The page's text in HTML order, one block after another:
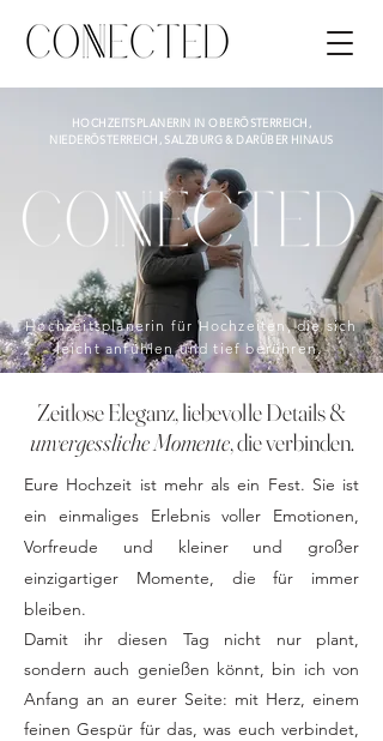
HOCHZEITSPLANERIN IN OBERÖSTERREICH,
NIEDERÖSTERREICH, SALZBURG & DARÜBER HINAUS
Hochzeitsplanerin für Hochzeiten, die sich
leicht anfühlen und tief berühren.
Zeitlose Eleganz, liebevolle Details &
unvergessliche Momente, die verbinden.
Eure Hochzeit ist mehr als ein Fest. Sie ist
ein einmaliges Erlebnis voller Emotionen,
Vorfreude und kleiner und großer
einzigartiger Momente, die für immer
bleiben.
Damit ihr diesen Tag nicht nur plant,
sondern auch genießen könnt, bin ich von
Anfang an an eurer Seite: mit Herz, einem
feinen Gespür für das, was euch verbindet,